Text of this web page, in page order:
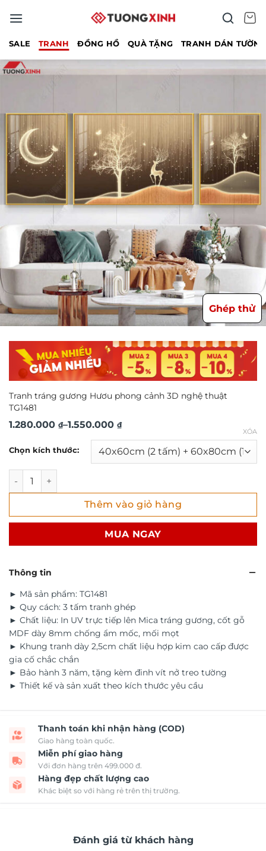
qua
SALE TRANH ĐỒNG HỒ QUÀ TẶNG TRANH DÁN
Ghép thử
Tranh tráng gương Hươu phong cảnh 3D nghệ thuật
TG1481
1.280.000 ₫–1.550.000 ₫
Khoảng
1.280.000 ₫
đến
1.550.000 ₫
Chọn kích thước:
XÓA
Tranh tráng gương Hươu phong cảnh 3D nghệ thuật
Thêm vào giỏ hàng
MUA NGAY
Thông tin
► Mã sản phẩm: TG1481
► Quy cách: 3 tấm tranh ghép
► Chất liệu: In UV trực tiếp lên Mica tráng gương, cốt gỗ
MDF dày 8mm chống ẩm mốc, mối mọt
► Khung tranh dày 2,5cm chất liệu hợp kim cao cấp được
gia cố chắc chắn
► Bảo hành 3 năm, tặng kèm đinh vít nở treo tường
► Thiết kế và sản xuất theo kích thước yêu cầu
Thanh toán khi nhận hàng (COD)
Giao hàng toàn quốc.
Miễn phí giao hàng
Với đơn hàng trên 499.000 đ.
Hàng đẹp chất lượng cao
Khác biệt so với hàng rẻ trên thị trường.
Đánh giá từ khách hàng